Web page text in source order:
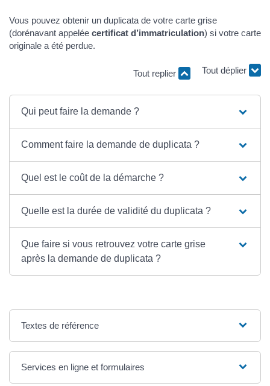
Vous pouvez obtenir un duplicata de votre carte grise
(dorénavant appelée certificat d’immatriculation) si votre carte
originale a été perdue.
Tout replier Tout déplier
Qui peut faire la demande ?
Comment faire la demande de duplicata ?
Quel est le coût de la démarche ?
Quelle est la durée de validité du duplicata ?
Que faire si vous retrouvez votre carte grise
après la demande de duplicata ?
Textes de référence
Services en ligne et formulaires